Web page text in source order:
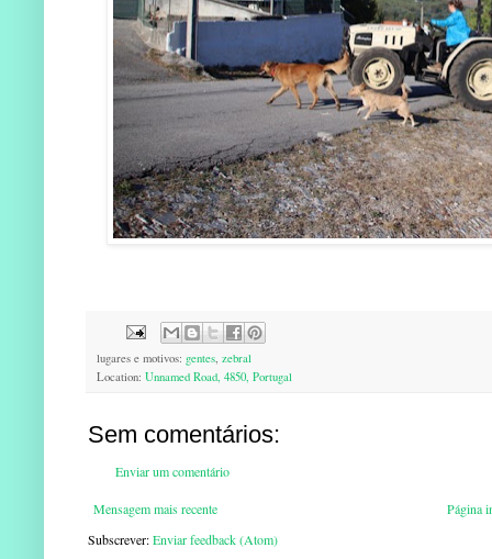
lugares e motivos: gentes, zebral
Location: Unnamed Road, 4850, Portugal
Sem comentários:
Enviar um comentário
Mensagem mais recente
Página
Subscrever:Enviar feedback (Atom)